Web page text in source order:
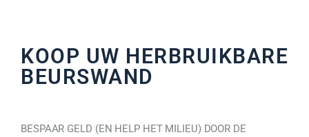
KOOP UW HERBRUIKBARE
BEURSWAND
BESPAAR GELD (EN HELP HET MILIEU) DOOR DE